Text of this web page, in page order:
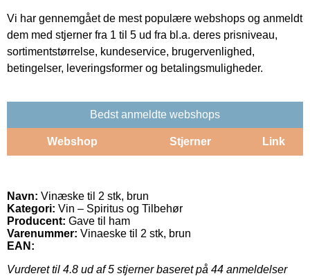
Vi har gennemgået de mest populære webshops og anmeldt
dem med stjerner fra 1 til 5 ud fra bl.a. deres prisniveau,
sortimentstørrelse, kundeservice, brugervenlighed,
betingelser, leveringsformer og betalingsmuligheder.
Bedst anmeldte webshops
Webshop Stjerner Link
Navn: Vinæske til 2 stk, brun
Kategori: Vin – Spiritus og Tilbehør
Producent: Gave til ham
Varenummer: Vinaeske til 2 stk, brun
EAN:
Vurderet til 4.8 ud af 5 stjerner baseret på 44 anmeldelser